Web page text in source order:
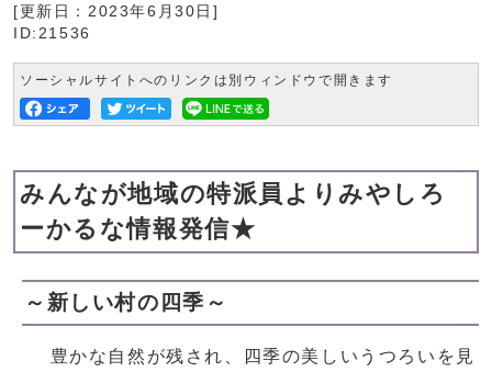
[更新日： 2023年6月30日 ]
ID:21536
ソーシャルサイトへのリンクは別ウィンドウで開きます
みんなが地域の特派員よりみやしろ
ーかるな情報発信★
～新しい村の四季～
豊かな自然が残され、四季の美しいうつろいを見